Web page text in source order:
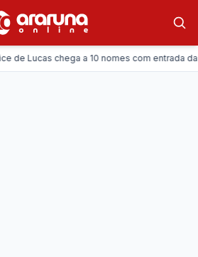
Lucas chega a 10 nomes com entrada da